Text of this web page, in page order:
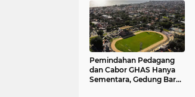
Pemindahan Pedagang
dan Cabor GHAS Hanya
Sementara, Gedung Baru